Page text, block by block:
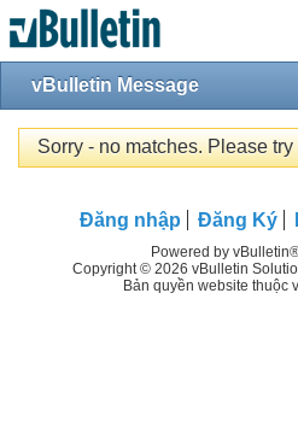
vBulletin Message
Sorry - no matches. Please
Đăng nhập Đăng Ký
Powered by
Copyright © 2026 vBulletin
Bản quyền website thuộc